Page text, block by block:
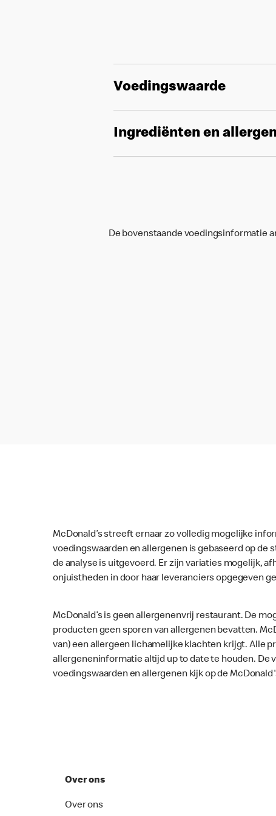
Voedingswaarde
Ingrediënten en
De bovenstaande voedingsinformatie
McDonald’s streeft ernaar zo volledig mogelijke
voedingswaarden en allergenen is gebaseerd op
de analyse is uitgevoerd. Er zijn variaties mogelijk,
onjuistheden in door haar leveranciers opgegeven
McDonald’s is geen allergenenvrij restaurant. De
producten geen sporen van allergenen bevatten.
van) een allergeen lichamelijke klachten krijgt. Alle
allergeneninformatie altijd up to date te houden. De
voedingswaarden en allergenen kijk op de
Over ons
Over ons